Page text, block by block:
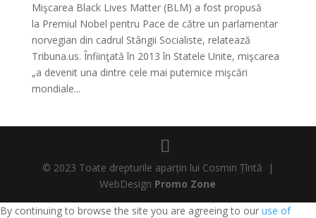
Mişcarea Black Lives Matter (BLM) a fost propusă
la Premiul Nobel pentru Pace de către un parlamentar
norvegian din cadrul Stângii Socialiste, relatează
Tribuna.us. Înfiinţată în 2013 în Statele Unite, mişcarea
„a devenit una dintre cele mai puternice mişcări
mondiale...
© 2023 Toate drepturile aparțin lui Cosmin Țîntă |
WebDesign Promo Zone
By continuing to browse the site you are agreeing to our use of